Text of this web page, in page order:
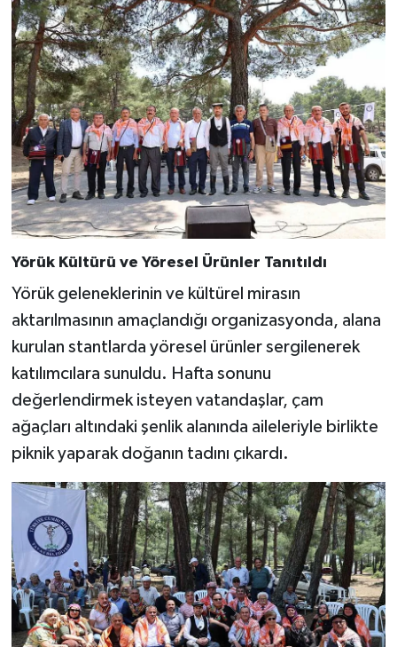
Yörük Kültürü ve Yöresel Ürünler Tanıtıldı
Yörük geleneklerinin ve kültürel mirasın
aktarılmasının amaçlandığı organizasyonda, alana
kurulan stantlarda yöresel ürünler sergilenerek
katılımcılara sunuldu. Hafta sonunu
değerlendirmek isteyen vatandaşlar, çam
ağaçları altındaki şenlik alanında aileleriyle birlikte
piknik yaparak doğanın tadını çıkardı.